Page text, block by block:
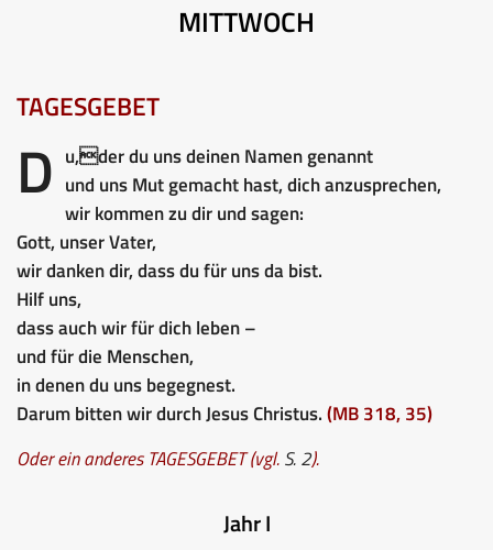
MITTWOCH
TAGESGEBET
D u,der du uns deinen Namen genannt
und uns Mut gemacht hast, dich anzusprechen,
wir kommen zu dir und sagen:
Gott, unser Vater,
wir danken dir, dass du für uns da bist.
Hilf uns,
dass auch wir für dich leben –
und für die Menschen,
in denen du uns begegnest.
Darum bitten wir durch Jesus Christus.(MB 318, 35)
Oder ein anderes TAGESGEBET (vgl.S. 2).
Jahr I